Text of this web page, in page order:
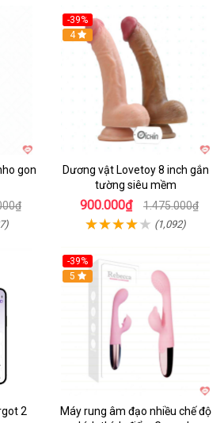
gon
-39%
Hot
4
Dương vật Lovetoy 8 inch gắn
tường siêu mềm
900.000₫ 1.475.000₫
(1,092)
2
-39%
Hot
5
Máy rung âm đạo nhiều chế độ